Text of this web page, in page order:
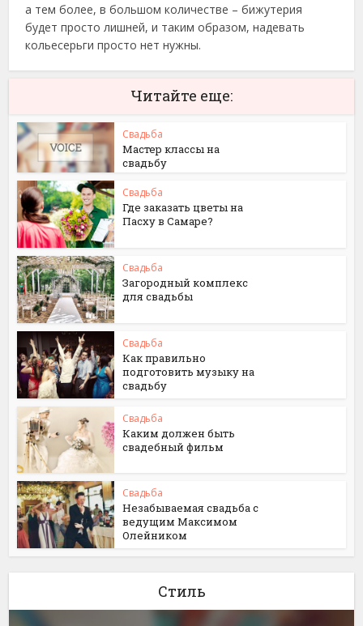
а тем более, в большом количестве – бижутерия
будет просто лишней, и таким образом, надевать
кольесерьги просто нет нужны.
Читайте еще:
Свадьба
Мастер классы на
свадьбу
Свадьба
Где заказать цветы на
Пасху в Самаре?
Свадьба
Загородный комплекс
для свадьбы
Свадьба
Как правильно
подготовить музыку на
свадьбу
Свадьба
Каким должен быть
свадебный фильм
Свадьба
Незабываемая свадьба с
ведущим Максимом
Олейником
Стиль